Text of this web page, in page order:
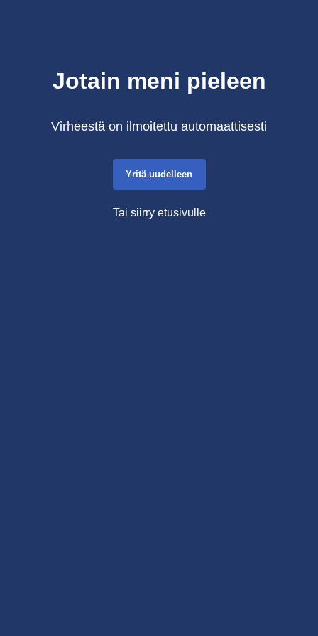
Jotain meni pieleen
Virheestä on ilmoitettu automaattisesti
Yritä uudelleen
Tai siirry etusivulle